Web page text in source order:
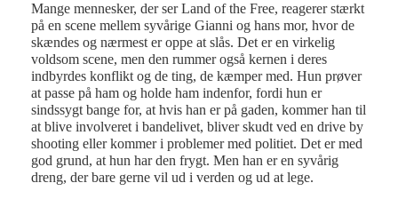
Mange mennesker, der ser Land of the Free, reagerer stærkt
på en scene mellem syvårige Gianni og hans mor, hvor de
skændes og nærmest er oppe at slås. Det er en virkelig
voldsom scene, men den rummer også kernen i deres
indbyrdes konflikt og de ting, de kæmper med. Hun prøver
at passe på ham og holde ham indenfor, fordi hun er
sindssygt bange for, at hvis han er på gaden, kommer han til
at blive involveret i bandelivet, bliver skudt ved en drive by
shooting eller kommer i problemer med politiet. Det er med
god grund, at hun har den frygt. Men han er en syvårig
dreng, der bare gerne vil ud i verden og ud at lege.